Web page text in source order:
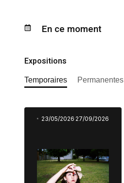
En ce moment
Expositions
Temporaires Permanentes
23/05/2026 27/09/2026